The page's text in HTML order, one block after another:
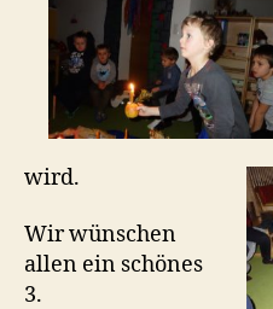
wird.
Wir wünschen
allen ein schönes
3.